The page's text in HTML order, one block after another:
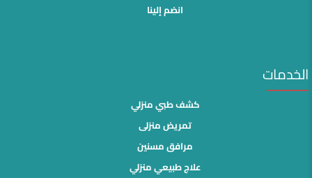
انضم إلينا
الخدمات
كشف طبي منزلي
تمريض منزلى
مرافق مسنين
علاج طبيعي منزلي